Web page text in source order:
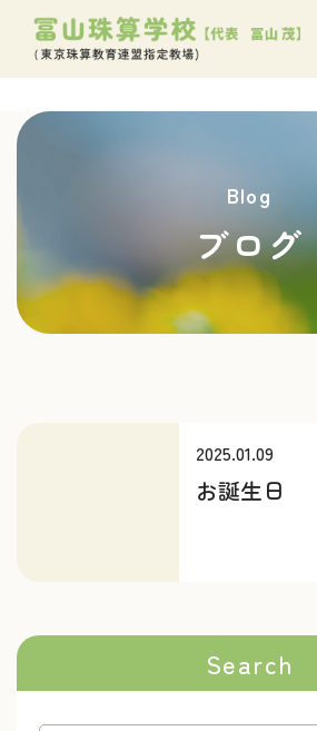
Blog
ブログ
2025.01.09
お誕生日
Search